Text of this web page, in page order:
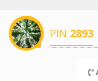
PIN 2893